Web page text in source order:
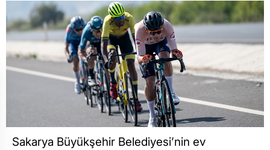
Sakarya Büyükşehir Belediyesi’nin ev